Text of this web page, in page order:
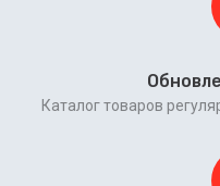
Каталог товаров